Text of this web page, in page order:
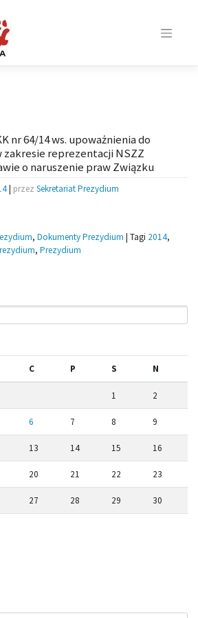
nr 64/14 ws. upoważnienia do
zakresie reprezentacji NSZZ
o naruszenie praw Związku
| przez Sekretariat Prezydium
, Dokumenty Prezydium | Tagi 2014,
, Prezydium
C P S N
1 2
6 7 8 9
13 14 15 16
20 21 22 23
27 28 29 30